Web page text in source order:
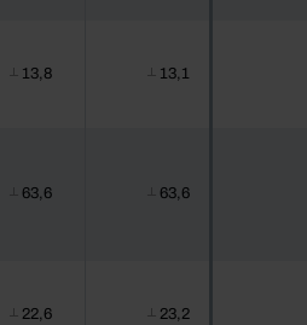
13,8 13,1
63,6 63,6
22,6 23,2